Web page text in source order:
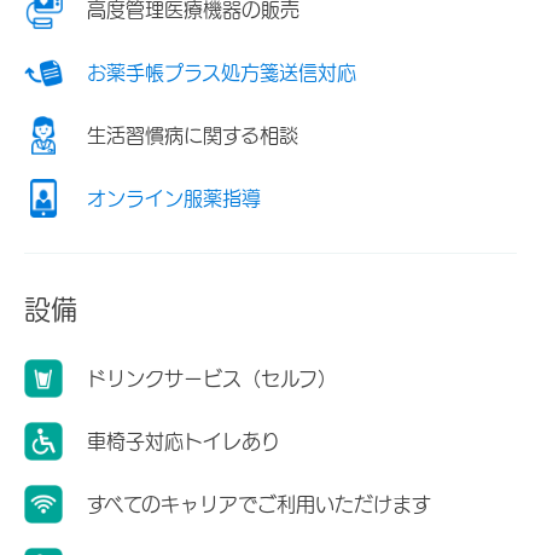
高度管理医療機器の販売
お薬手帳プラス処方箋送信対応
生活習慣病に関する相談
オンライン服薬指導
設備
ドリンクサービス（セルフ）
車椅子対応トイレあり
すべてのキャリアでご利用いただけます